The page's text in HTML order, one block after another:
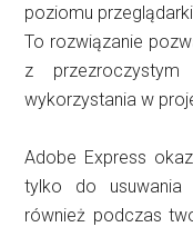
poziomu
To rozwiązanie
z
wykorzystania w
Adobe Express
tylko do usuwania
również podczas